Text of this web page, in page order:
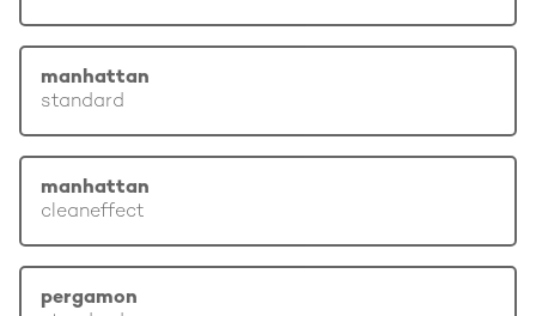
manhattan
standard
manhattan
cleaneffect
pergamon